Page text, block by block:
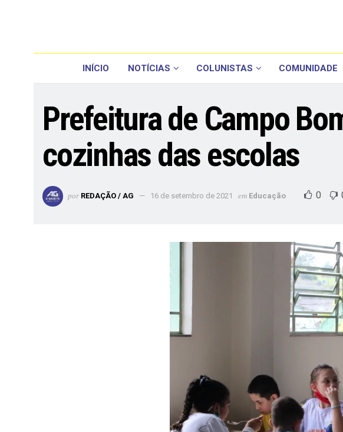
INÍCIO NOTÍCIAS COLUNISTAS COMUNIDADE
Prefeitura de Campo
cozinhas das escolas
por REDAÇÃO / AG 16 de setembro de 2021 em Educação 0